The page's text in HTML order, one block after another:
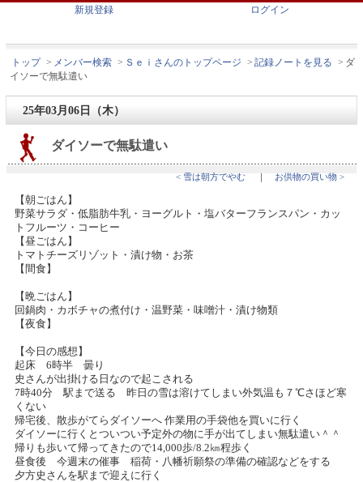
新規登録 ログイン
トップ > メンバー検索 > Ｓｅｉさんのトップページ > 記録ノートを見る > ダ
イソーで無駄遣い
25年03月06日（木）
ダイソーで無駄遣い
< 雪は朝方でやむ ｜ お供物の買い物 >
【朝ごはん】
野菜サラダ・低脂肪牛乳・ヨーグルト・塩バターフランスパン・カッ
トフルーツ・コーヒー
【昼ごはん】
トマトチーズリゾット・漬け物・お茶
【間食】
【晩ごはん】
回鍋肉・カボチャの煮付け・温野菜・味噌汁・漬け物類
【夜食】
【今日の感想】
起床 6時半 曇り
史さんが出掛ける日なので起こされる
7時40分 駅まで送る 昨日の雪は溶けてしまい外気温も７℃さほど寒
くない
帰宅後、散歩がてらダイソーへ 作業用の手袋他を買いに行く
ダイソーに行くとついつい予定外の物に手が出てしまい無駄遣い＾＾
帰りも歩いて帰ってきたので14,000歩/8.2㎞程歩く
昼食後 今週末の催事 稲荷・八幡祈願祭の準備の確認などをする
夕方史さんを駅まで迎えに行く